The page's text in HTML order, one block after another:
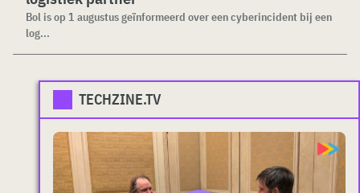
Bol is op 1 augustus geïnformeerd over een cyberincident bij een
log...
TECHZINE.TV